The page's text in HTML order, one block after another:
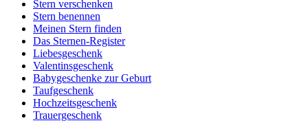
Stern verschenken
Stern benennen
Meinen Stern finden
Das Sternen-Register
Liebesgeschenk
Valentinsgeschenk
Babygeschenke zur Geburt
Taufgeschenk
Hochzeitsgeschenk
Trauergeschenk